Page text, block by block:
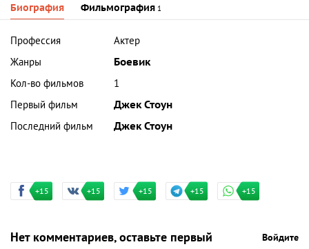
Биография Фильмография 1
Профессия
Актер
Жанры
Боевик
Кол-во фильмов
1
Первый фильм
Джек Стоун
Последний фильм
Джек Стоун
+15 +15 +15 +15 +15
Нет комментариев, оставьте первый Войдите